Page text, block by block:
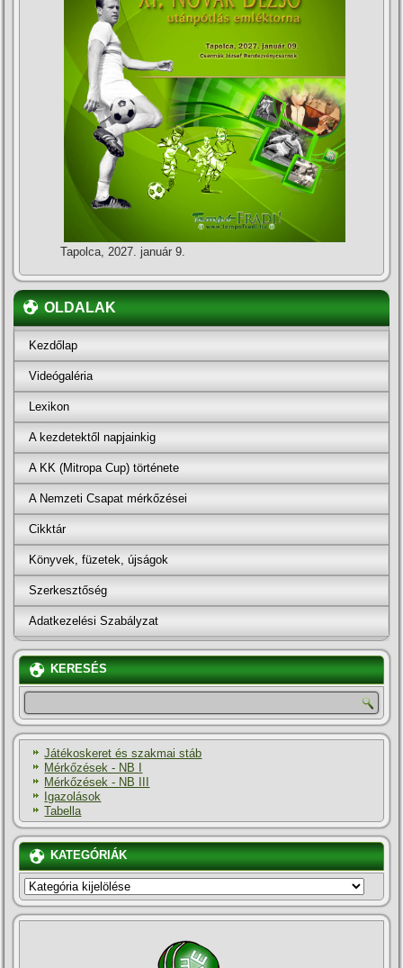
Tapolca, 2027. január 9.
OLDALAK
Kezdőlap
Videógaléria
Lexikon
A kezdetektől napjainkig
A KK (Mitropa Cup) története
A Nemzeti Csapat mérkőzései
Cikktár
Könyvek, füzetek, újságok
Szerkesztőség
Adatkezelési Szabályzat
KERESÉS
Játékoskeret és szakmai stáb
Mérkőzések - NB I
Mérkőzések - NB III
Igazolások
Tabella
KATEGÓRIÁK
KATEGÓRIÁK